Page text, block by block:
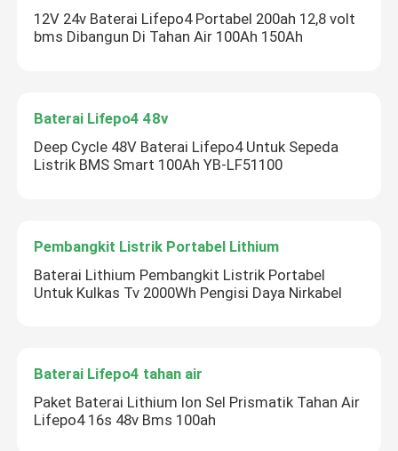
12V 24v Baterai Lifepo4 Portabel 200ah 12,8 volt
bms Dibangun Di Tahan Air 100Ah 150Ah
Baterai Lifepo4 48v
Deep Cycle 48V Baterai Lifepo4 Untuk Sepeda
Listrik BMS Smart 100Ah YB-LF51100
Pembangkit Listrik Portabel Lithium
Baterai Lithium Pembangkit Listrik Portabel
Untuk Kulkas Tv 2000Wh Pengisi Daya Nirkabel
Baterai Lifepo4 tahan air
Paket Baterai Lithium Ion Sel Prismatik Tahan Air
Lifepo4 16s 48v Bms 100ah